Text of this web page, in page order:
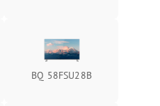
BQ 58FSU28B